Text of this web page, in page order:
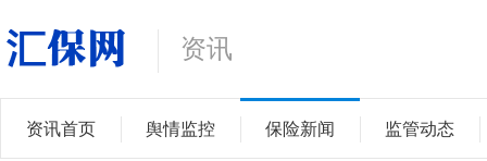
资讯
资讯首页 舆情监控 保险新闻 监管动态